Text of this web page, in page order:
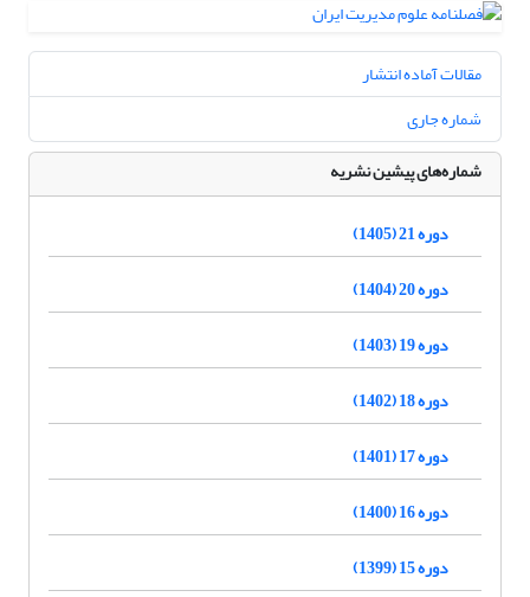
مقالات آماده انتشار
شماره جاری
شماره‌های پیشین نشریه
دوره 21 (1405)
دوره 20 (1404)
دوره 19 (1403)
دوره 18 (1402)
دوره 17 (1401)
دوره 16 (1400)
دوره 15 (1399)